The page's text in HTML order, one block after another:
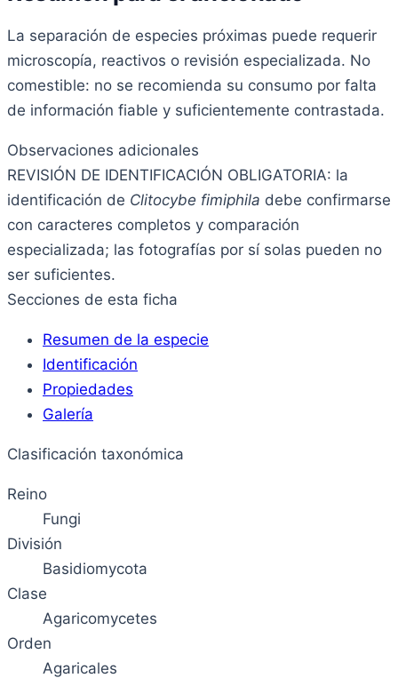
La separación de especies próximas puede requerir
microscopía, reactivos o revisión especializada. No
comestible: no se recomienda su consumo por falta
de información fiable y suficientemente contrastada.
Observaciones adicionales
REVISIÓN DE IDENTIFICACIÓN OBLIGATORIA: la
identificación de Clitocybe fimiphila debe confirmarse
con caracteres completos y comparación
especializada; las fotografías por sí solas pueden no
ser suficientes.
Secciones de esta ficha
Resumen de la especie
Identificación
Propiedades
Galería
Clasificación taxonómica
Reino
Fungi
División
Basidiomycota
Clase
Agaricomycetes
Orden
Agaricales